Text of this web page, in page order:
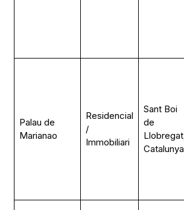
Palau de
Marianao
Residencial
/
Immobiliari
Sant Boi
de
Llobregat,
Catalunya